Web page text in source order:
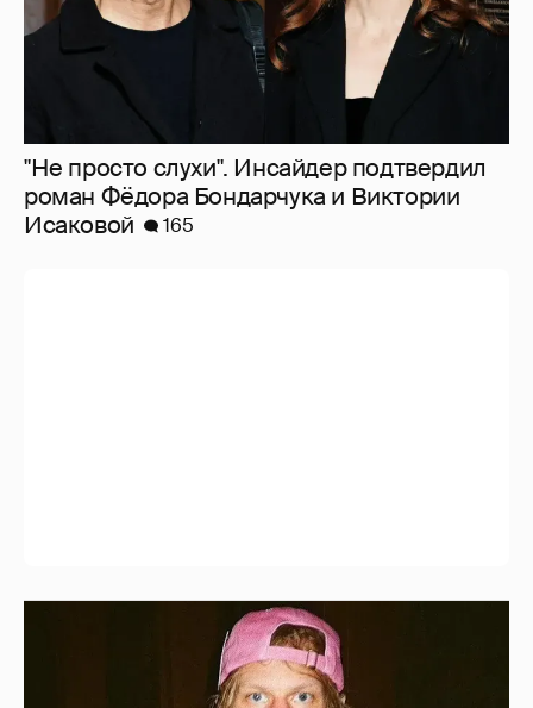
"Не просто слухи". Инсайдер подтвердил
роман Фёдора Бондарчука и Виктории
Исаковой
165
Иван Дорн начал вести образовательные
курсы на русском языке